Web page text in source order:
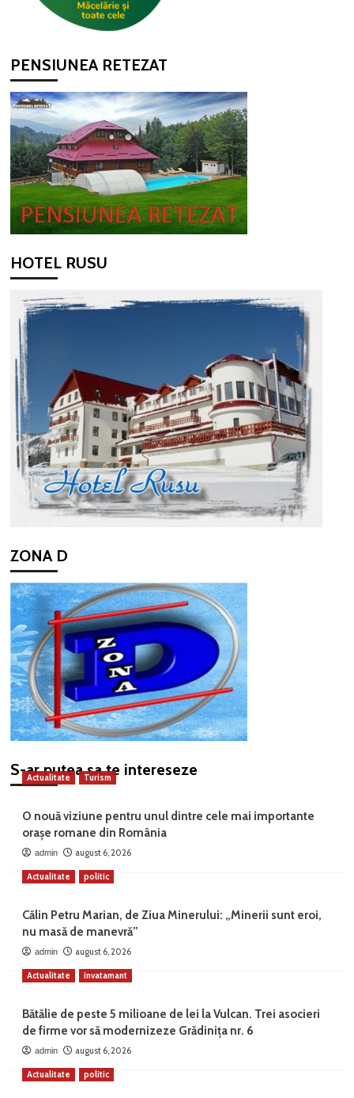
PENSIUNEA RETEZAT
HOTEL RUSU
ZONA D
S-ar putea sa te intereseze
Actualitate Turism
O nouă viziune pentru unul dintre cele mai importante
orașe romane din România
admin august 6, 2026
Actualitate politic
Călin Petru Marian, de Ziua Minerului: „Minerii sunt eroi,
nu masă de manevră”
admin august 6, 2026
Actualitate invatamant
Bătălie de peste 5 milioane de lei la Vulcan. Trei asocieri
de firme vor să modernizeze Grădinița nr. 6
admin august 6, 2026
Actualitate politic